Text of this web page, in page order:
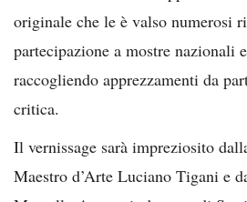
originale che le è valso numerosi
partecipazione a mostre nazionali
raccogliendo apprezzamenti da
critica.
Il vernissage sarà impreziosito
Maestro d’Arte Luciano Tigani e